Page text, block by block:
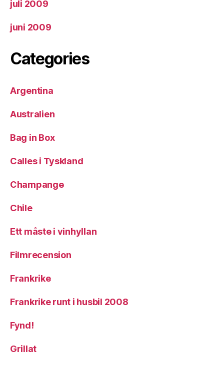
juli 2009
juni 2009
Categories
Argentina
Australien
Bag in Box
Calles i Tyskland
Champange
Chile
Ett måste i vinhyllan
Filmrecension
Frankrike
Frankrike runt i husbil 2008
Fynd!
Grillat